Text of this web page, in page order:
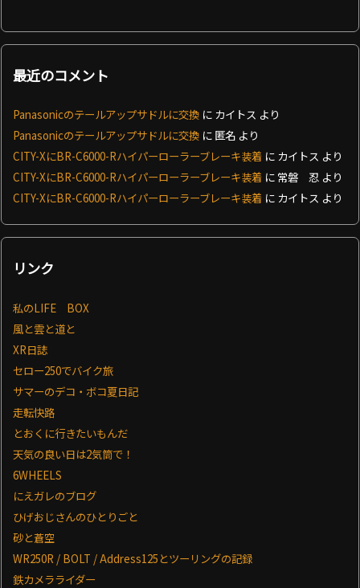
最近のコメント
Panasonicのテールアップサドルに交換 に カイトス より
Panasonicのテールアップサドルに交換 に 匿名 より
CITY-XにBR-C6000-Rハイパーローラーブレーキ装着 に カイトス より
CITY-XにBR-C6000-Rハイパーローラーブレーキ装着 に 常磐 忍 より
CITY-XにBR-C6000-Rハイパーローラーブレーキ装着 に カイトス より
リンク
私のLIFE BOX
風と雲と道と
XR日誌
セロー250でバイク旅
サマーのデコ・ボコ夏日記
走転快路
とおくに行きたいもんだ
天気の良い日は2気筒で！
6WHEELS
にえガレのブログ
ひげおじさんのひとりごと
砂と蒼空
WR250R / BOLT / Address125とツーリングの記録
鉄カメラライダー